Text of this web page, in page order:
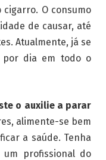
O consumo
de causar, até
Atualmente, já se
por dia em todo o
o auxilie a parar
alimente-se bem
a saúde. Tenha
um profissional do